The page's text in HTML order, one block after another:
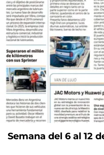
Semana del 6 al 12